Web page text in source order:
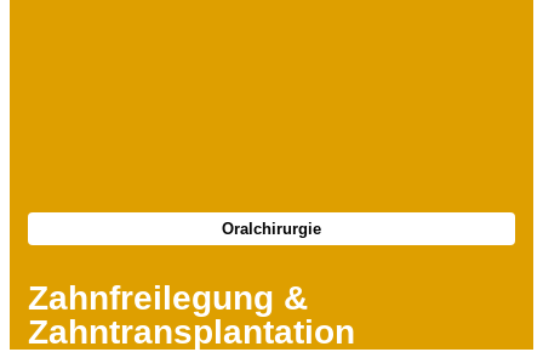
Oralchirurgie
Zahnfreilegung &
Zahntransplantation